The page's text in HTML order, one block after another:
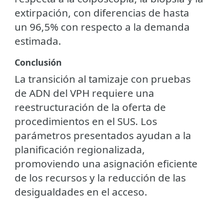
extirpación, con diferencias de hasta
un 96,5% con respecto a la demanda
estimada.
Conclusión
La transición al tamizaje con pruebas
de ADN del VPH requiere una
reestructuración de la oferta de
procedimientos en el SUS. Los
parámetros presentados ayudan a la
planificación regionalizada,
promoviendo una asignación eficiente
de los recursos y la reducción de las
desigualdades en el acceso.